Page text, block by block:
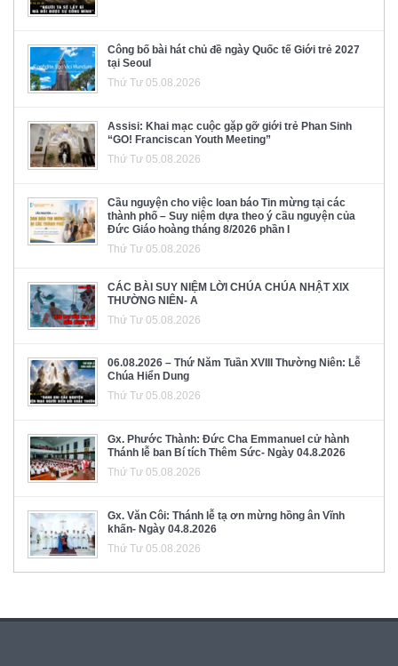
Công bố bài hát chủ đề ngày Quốc tế Giới trẻ 2027
tại Seoul
Thứ Tư 05.08.2026
Assisi: Khai mạc cuộc gặp gỡ giới trẻ Phan Sinh
“GO! Franciscan Youth Meeting”
Thứ Tư 05.08.2026
Cầu nguyện cho việc loan báo Tin mừng tại các
thành phố – Suy niệm dựa theo ý cầu nguyện của
Đức Giáo hoàng tháng 8/2026 phần I
Thứ Tư 05.08.2026
CÁC BÀI SUY NIỆM LỜI CHÚA CHÚA NHẬT XIX
THƯỜNG NIÊN- A
Thứ Tư 05.08.2026
06.08.2026 – Thứ Năm Tuần XVIII Thường Niên: Lễ
Chúa Hiển Dung
Thứ Tư 05.08.2026
Gx. Phước Thành: Đức Cha Emmanuel cử hành
Thánh lễ ban Bí tích Thêm Sức- Ngày 04.8.2026
Thứ Tư 05.08.2026
Gx. Văn Côi: Thánh lễ tạ ơn mừng hồng ân Vĩnh
khấn- Ngày 04.8.2026
Thứ Tư 05.08.2026